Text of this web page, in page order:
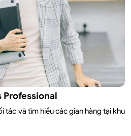
Professional
tác và tìm hiểu các gian hàng tại khu